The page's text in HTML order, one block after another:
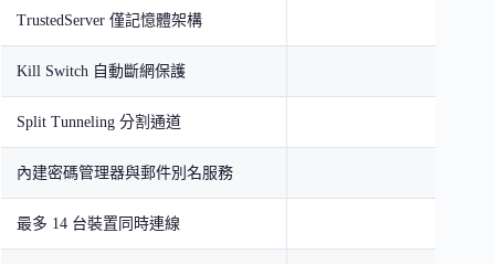
TrustedServer 僅記憶體架構
Kill Switch 自動斷網保護
Split Tunneling 分割通道
內建密碼管理器與郵件別名服務
最多 14 台裝置同時連線